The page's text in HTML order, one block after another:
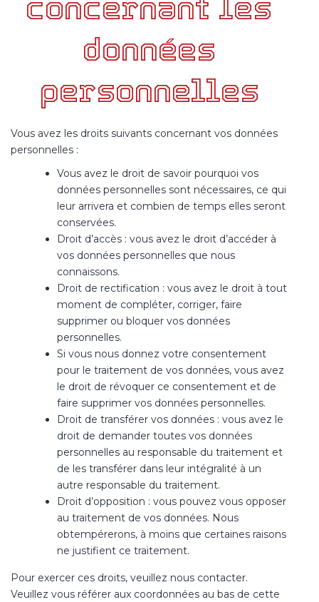
concernant les
données
personnelles
Vous avez les droits suivants concernant vos données
personnelles :
Vous avez le droit de savoir pourquoi vos
données personnelles sont nécessaires, ce qui
leur arrivera et combien de temps elles seront
conservées.
Droit d’accès : vous avez le droit d’accéder à
vos données personnelles que nous
connaissons.
Droit de rectification : vous avez le droit à tout
moment de compléter, corriger, faire
supprimer ou bloquer vos données
personnelles.
Si vous nous donnez votre consentement
pour le traitement de vos données, vous avez
le droit de révoquer ce consentement et de
faire supprimer vos données personnelles.
Droit de transférer vos données : vous avez le
droit de demander toutes vos données
personnelles au responsable du traitement et
de les transférer dans leur intégralité à un
autre responsable du traitement.
Droit d’opposition : vous pouvez vous opposer
au traitement de vos données. Nous
obtempérerons, à moins que certaines raisons
ne justifient ce traitement.
Pour exercer ces droits, veuillez nous contacter.
Veuillez vous référer aux coordonnées au bas de cette